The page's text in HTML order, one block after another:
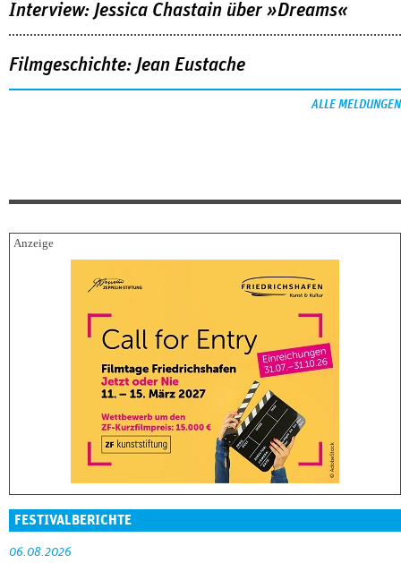
Interview: Jessica Chastain über »Dreams«
Filmgeschichte: Jean Eustache
ALLE MELDUNGEN
FESTIVALBERICHTE
06.08.2026